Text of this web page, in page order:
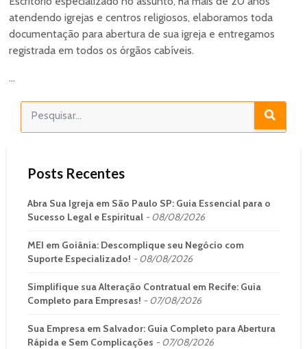
atendendo igrejas e centros religiosos, elaboramos toda
documentação para abertura de sua igreja e entregamos
registrada em todos os órgãos cabíveis.
...
Posts Recentes
Abra Sua Igreja em São Paulo SP: Guia Essencial para o
Sucesso Legal e Espiritual
08/08/2026
MEI em Goiânia: Descomplique seu Negócio com
Suporte Especializado!
08/08/2026
Simplifique sua Alteração Contratual em Recife: Guia
Completo para Empresas!
07/08/2026
Sua Empresa em Salvador: Guia Completo para Abertura
Rápida e Sem Complicações
07/08/2026